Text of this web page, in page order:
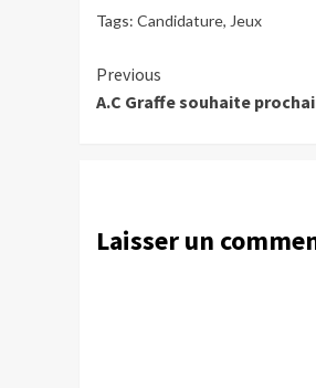
Tags: Candidature, Jeux
Continue
Reading
Previous
A.C Graffe souhaite
Laisser un